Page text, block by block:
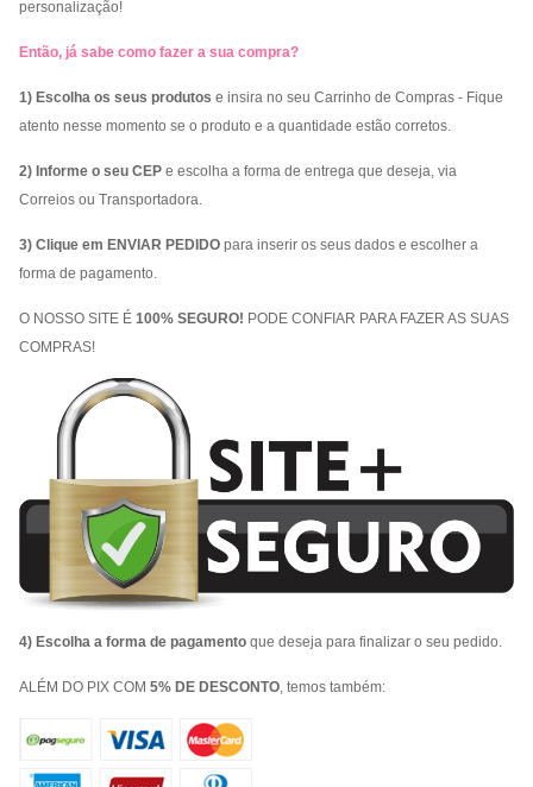
personalização!
Então, já sabe como fazer a sua compra?
1) Escolha os seus produtos e insira no seu Carrinho de Compras - Fique
atento nesse momento se o produto e a quantidade estão corretos.
2) Informe o seu CEP e escolha a forma de entrega que deseja, via
Correios ou Transportadora.
3) Clique em ENVIAR PEDIDO para inserir os seus dados e escolher a
forma de pagamento.
O NOSSO SITE É 100% SEGURO! PODE CONFIAR PARA FAZER AS SUAS
COMPRAS!
4) Escolha a forma de pagamento que deseja para finalizar o seu pedido.
ALÉM DO PIX COM 5% DE DESCONTO, temos também: